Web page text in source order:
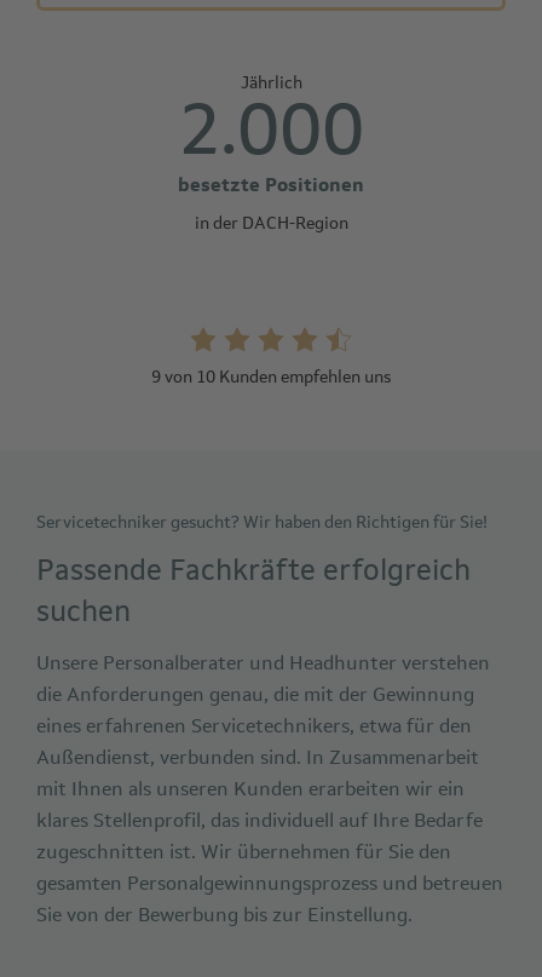
Jährlich
2.000
besetzte Positionen
in der DACH-Region
9 von 10 Kunden empfehlen uns
Servicetechniker gesucht? Wir haben den Richtigen für Sie!
Passende Fachkräfte erfolgreich
suchen
Unsere Personalberater und Headhunter verstehen
die Anforderungen genau, die mit der Gewinnung
eines erfahrenen Servicetechnikers, etwa für den
Außendienst, verbunden sind. In Zusammenarbeit
mit Ihnen als unseren Kunden erarbeiten wir ein
klares Stellenprofil, das individuell auf Ihre Bedarfe
zugeschnitten ist. Wir übernehmen für Sie den
gesamten Personalgewinnungsprozess und betreuen
Sie von der Bewerbung bis zur Einstellung.